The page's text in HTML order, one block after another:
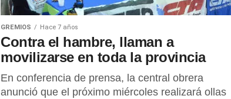
GREMIOS Hace 7 años
Contra el hambre, llaman a
movilizarse en toda la provincia
En conferencia de prensa, la central obrera
anunció que el próximo miércoles realizará ollas